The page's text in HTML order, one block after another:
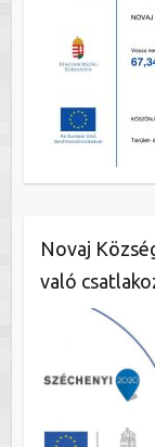
Novaj
való